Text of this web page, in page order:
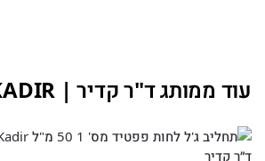
עוד ממותג ד"ר קדיר | DR. KADIR